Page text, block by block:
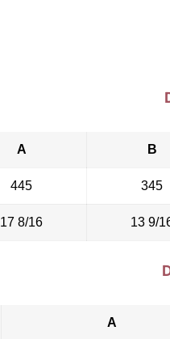
A B
445 345
17 8/16 13 9/
A